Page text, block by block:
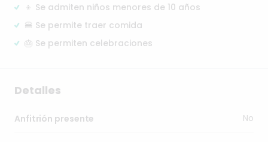
👦 Se admiten niños menores de 10 años
🍔 Se permite traer comida
🎂 Se permiten celebraciones
Detalles
Anfitrión presente No